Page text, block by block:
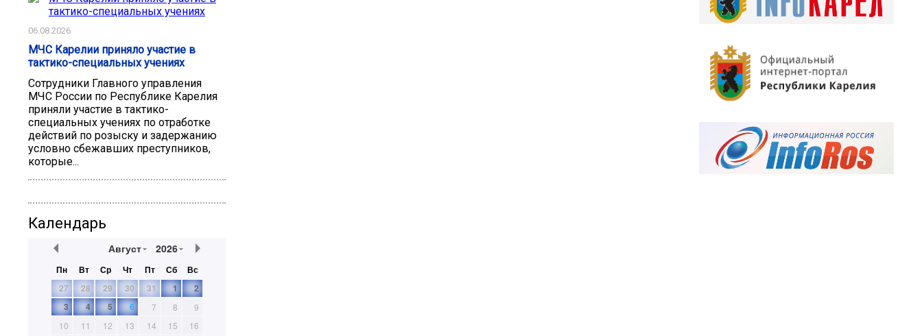
06.08.2026
МЧС Карелии приняло участие в
тактико-специальных учениях
Сотрудники Главного управления
МЧС России по Республике Карелия
приняли участие в тактико-
специальных учениях по отработке
действий по розыску и задержанию
условно сбежавших преступников,
которые...
Календарь
Август 2026
Пн Вт Ср Чт Пт Сб
Вс
27
28 29 30 31 1
2
3
4 5 6 7 8
9
10
11 12 13 14 15
16